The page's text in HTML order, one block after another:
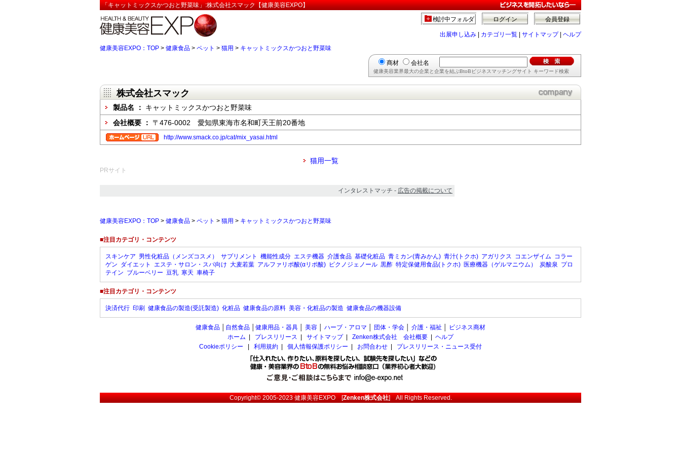
「キャットミックスかつおと野菜味」:株式会社スマック【健康美容EXPO】
会員登録
ログイン
検討中フォルダ
出展申し込み カテゴリ一覧 サイトマップ| ヘルプ
健康美容EXPO：TOP > 健康食品 > ペット > 猫用 > キャットミックスかつおと野菜味
商材 会社名
健康美容業界最大の企業と企業を結ぶBtoBビジネスマッチングサイト キーワード検索
株式会社スマック
製品名 ： キャットミックスかつおと野菜味
会社概要 ： 〒476-0002 愛知県東海市名和町天王前20番地
http://www.smack.co.jp/cat/mix_yasai.html
猫用一覧
PRサイト
インタレストマッチ - 広告の掲載について
健康美容EXPO：TOP > 健康食品 > ペット > 猫用 > キャットミックスかつおと野菜味
■注目カテゴリ・コンテンツ
スキンケア 男性化粧品（メンズコスメ） サプリメント 機能性成分 エステ機器 介護食品 基礎化粧品 青ミカン(青みかん) 青汁(トクホ) アガリクス コエンザイム コラー
ゲン ダイエット エステ・サロン・スパ向け 大麦若葉 アルファリポ酸(αリポ酸) ピクノジェノール 黒酢 特定保健用食品(トクホ) 医療機器（ゲルマニウム） 炭酸泉 プロ
テイン ブルーベリー 豆乳 寒天 車椅子
■注目カテゴリ・コンテンツ
決済代行 印刷 健康食品の製造(受託製造) 化粧品 健康食品の原料 美容・化粧品の製造 健康食品の機器設備
健康食品 自然食品 健康用品・器具 美容 ハーブ・アロマ 団体・学会 介護・福祉
ビジネス商材
ホーム
プレスリリース サイトマップ| Zenken株式会社 会社概要
ヘルプ
Cookieポリシー
利用規約 個人情報保護ポリシー お問合わせ プレスリリース・ニュース受付
Copyright© 2005-2023健康美容EXPO[Zenken株式会社] All Rights Reserved.